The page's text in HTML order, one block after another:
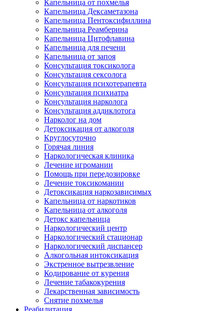
Капельница от похмелья
Капельница Дексаметазона
Капельница Пентоксифиллина
Капельница Реамберина
Капельница Цитофлавина
Капельница для печени
Капельница от запоя
Консультация токсиколога
Консультация сексолога
Консультация психотерапевта
Консультация психиатра
Консультация нарколога
Консультация аддиклотога
Нарколог на дом
Детоксикация от алкоголя
Круглосуточно
Горячая линия
Наркологическая клиника
Лечение игромании
Помощь при передозировке
Лечение токсикомании
Детоксикация наркозависимых
Капельница от наркотиков
Капельница от алкоголя
Детокс капельница
Наркологический центр
Наркологический стационар
Наркологический диспансер
Алкогольная интоксикация
Экстренное вытрезвление
Кодирование от курения
Лечение табакокурения
Лекарственная зависимость
Снятие похмелья
Реабилитация